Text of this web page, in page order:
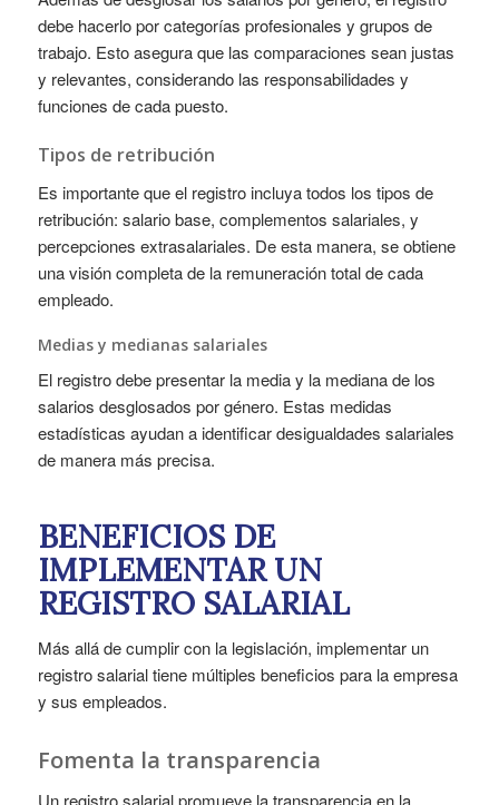
debe hacerlo por categorías profesionales y grupos de
trabajo. Esto asegura que las comparaciones sean justas
y relevantes, considerando las responsabilidades y
funciones de cada puesto.
Tipos de retribución
Es importante que el registro incluya todos los tipos de
retribución: salario base, complementos salariales, y
percepciones extrasalariales. De esta manera, se obtiene
una visión completa de la remuneración total de cada
empleado.
Medias y medianas salariales
El registro debe presentar la media y la mediana de los
salarios desglosados por género. Estas medidas
estadísticas ayudan a identificar desigualdades salariales
de manera más precisa.
BENEFICIOS DE
IMPLEMENTAR UN
REGISTRO SALARIAL
Más allá de cumplir con la legislación, implementar un
registro salarial tiene múltiples beneficios para la empresa
y sus empleados.
Fomenta la transparencia
Un registro salarial promueve la transparencia en la